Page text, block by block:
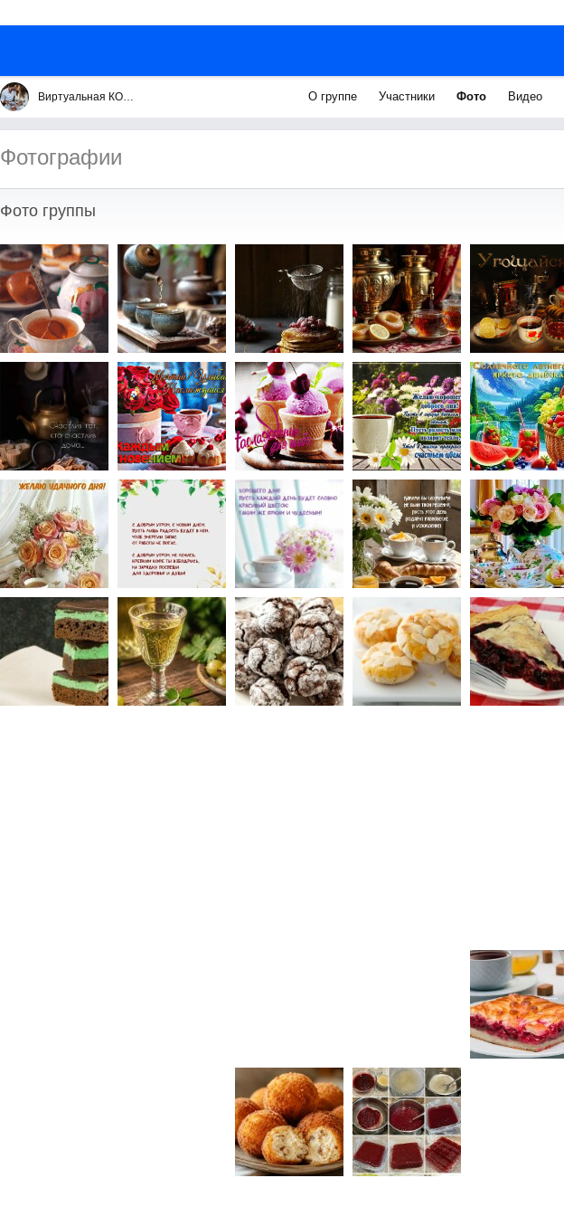
Виртуальная КОФЕЙНЯ @ Koffee- Tête-à-tête О группе Участники Фото Видео
Фотографии
Фото группы